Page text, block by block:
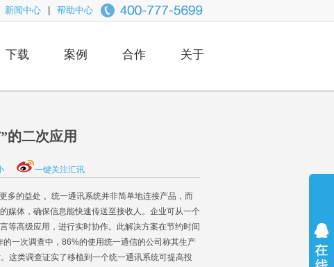
新闻中心 帮助中心
下载 案例 合作 关于
的二次应用
一键关注汇讯
多的益处 。统一通讯系统并非简单地连接产品，而
媒体，确保信息能快速传送至接收人。企业可从一个
等高级应用，进行实时协作。此解决方案在节约时间
一次调查中，86%的使用统一通信的公司称其生产
这类调查证实了移植到一个统一通讯系统可提高投